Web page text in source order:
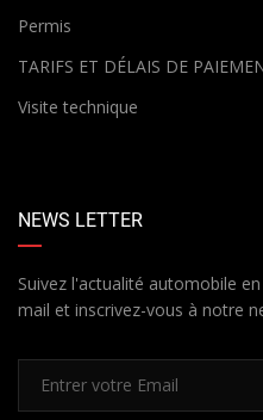
Permis
TARIFS ET DÉLAIS DE
Visite technique
NEWS LETTER
Suivez l'actualité automobile
mail et inscrivez-vous à notre